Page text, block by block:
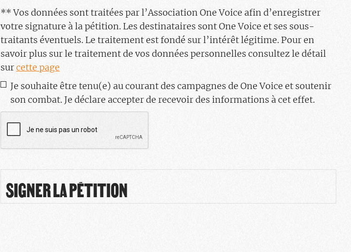
** Vos données sont traitées par l’Association One Voice afin d’enregistrer
votre signature à la pétition. Les destinataires sont One Voice et ses sous-
traitants éventuels. Le traitement est fondé sur l’intérêt légitime. Pour en
savoir plus sur le traitement de vos données personnelles consultez le détail
surcette page
Newsletter
Je souhaite être tenu(e) au courant des campagnes de One Voice et soutenir
son combat. Je déclare accepter de recevoir des informations à cet effet.